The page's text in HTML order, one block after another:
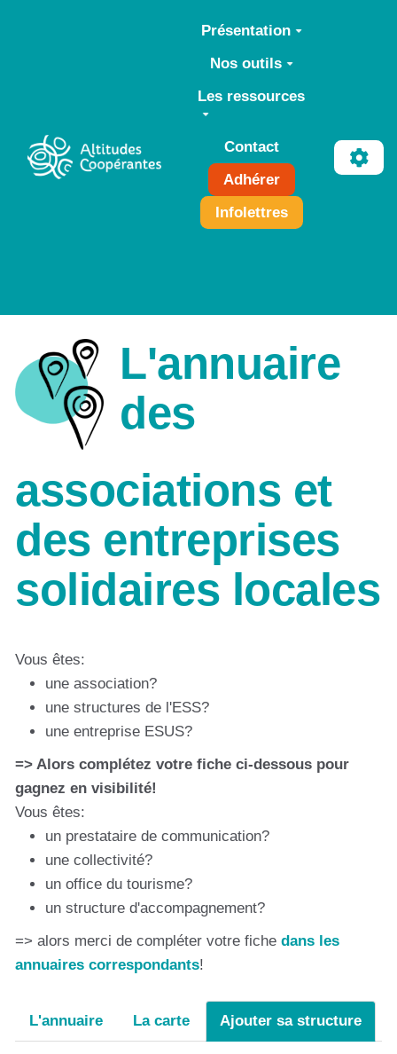
Aller au contenu principal
Présentation
Nos outils
Les ressources
Contact
Adhérer
Infolettres
L'annuaire
des
associations et
des entreprises
solidaires locales
Vous êtes:
une association?
une structures de l'ESS?
une entreprise ESUS?
=> Alors complétez votre fiche ci-dessous pour
gagnez en visibilité!
Vous êtes:
un prestataire de communication?
une collectivité?
un office du tourisme?
un structure d'accompagnement?
=> alors merci de compléter votre fiche dans les
annuaires correspondants!
L'annuaire La carte Ajouter sa structure